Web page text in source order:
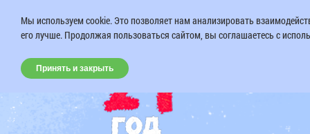
Мы используем cookie. Это позволяет нам анализировать
его лучше. Продолжая пользоваться сайтом, вы соглашаетесь с
Принять и закрыть